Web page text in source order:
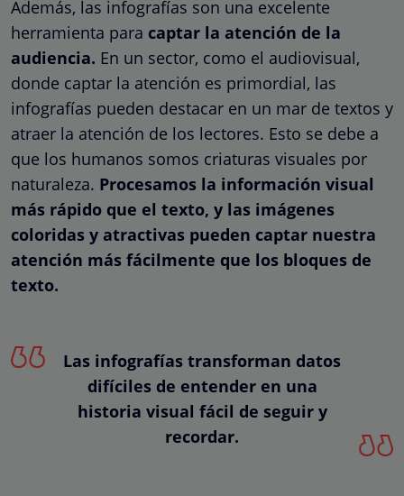
Además, las infografías son una excelente
herramienta para captar la atención de la
audiencia. En un sector, como el audiovisual,
donde captar la atención es primordial, las
infografías pueden destacar en un mar de textos y
atraer la atención de los lectores. Esto se debe a
que los humanos somos criaturas visuales por
naturaleza. Procesamos la información visual
más rápido que el texto, y las imágenes
coloridas y atractivas pueden captar nuestra
atención más fácilmente que los bloques de
texto.
Las infografías transforman datos
difíciles de entender en una
historia visual fácil de seguir y
recordar.